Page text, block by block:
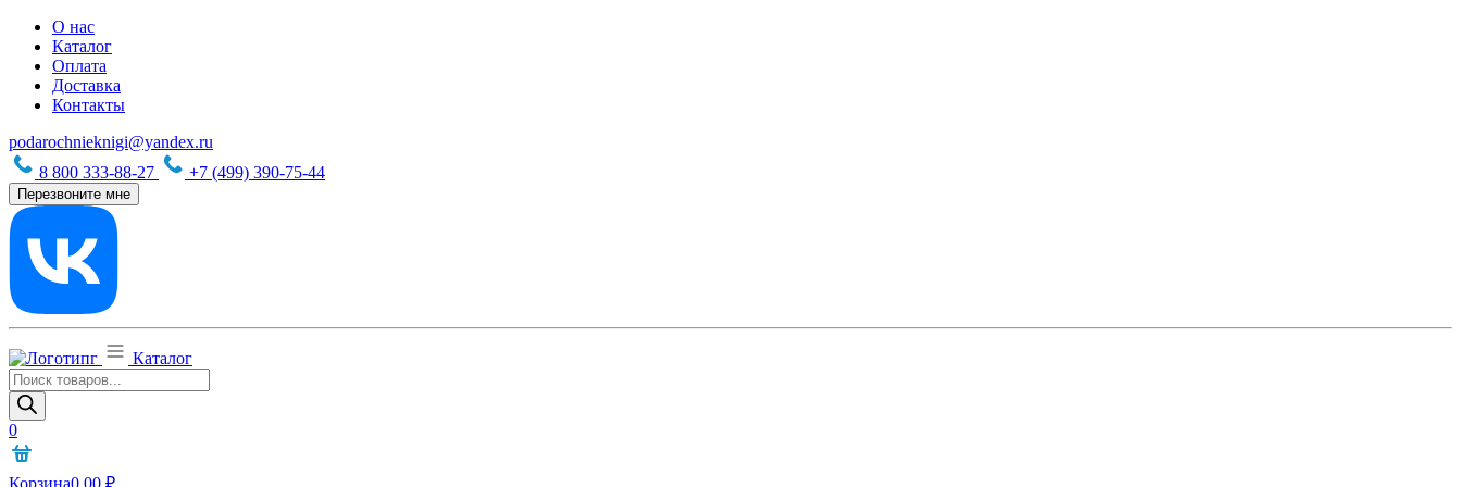
О нас
Каталог
Оплата
Доставка
Контакты
podarochnieknigi@yandex.ru
8 800 333-88-27
+7 (499) 390-75-44
Перезвоните мне
Каталог
Поиск
товаров
0
Корзина0,00 ₽